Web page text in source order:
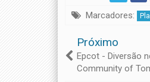
Marcadores:
Próximo
Epcot - Diversão
Community of